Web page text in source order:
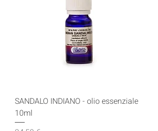
SANDALO INDIANO - olio essenziale
10ml